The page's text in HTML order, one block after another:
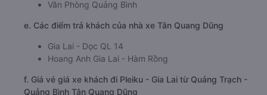
15.4 giờ
d. Các điểm đón khách của nhà xe Tân Quang Dũng
Văn Phòng Quảng Bình
Gia Lai - Dọc QL 14